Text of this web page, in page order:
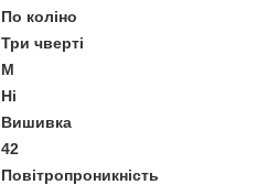
По коліно
Три чверті
M
Ні
Вишивка
42
Повітропроникність